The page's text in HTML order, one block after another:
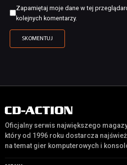
Zapamiętaj moje dane w tej
kolejnych komentarzy.
Oficjalny serwis największego
który od 1996 roku dostarcza
na temat gier komputerowych i